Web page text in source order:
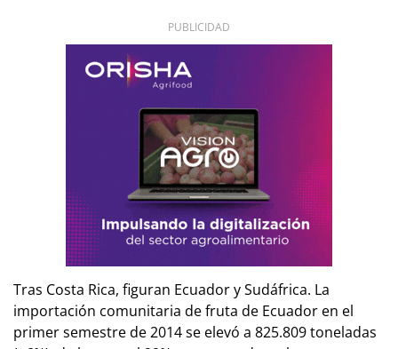
PUBLICIDAD
Tras Costa Rica, figuran Ecuador y Sudáfrica. La
importación comunitaria de fruta de Ecuador en el
primer semestre de 2014 se elevó a 825.809 toneladas